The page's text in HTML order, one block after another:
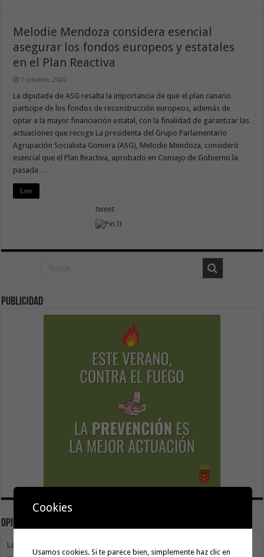
Melodie Mendoza considera esencial
asegurar los fondos europeos y estatales
en el Plan Reactiva
7 octubre, 2020
La diputada de ASG resalta la importancia de que el plan canario
participe de los fondos de reconstrucción europeos, además de
optar a la mayor financiación estatal, con la finalidad de garantizar las
actuaciones que recoge La presidenta del Grupo Parlamentario
Agrupación Socialista Gomera (ASG), Melodie Mendoza, consideró
esencial que el Plan Reactiva, aprobado en Consejo de Gobierno la
pasada …
Leer
tweet
Publicidad
Opinión
La movilidad también construye isla
Cookies
Usamos cookies. Si te parece bien, simplemente haz clic en